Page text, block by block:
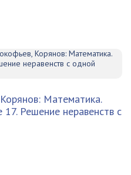
Математика.
Решение неравенств с